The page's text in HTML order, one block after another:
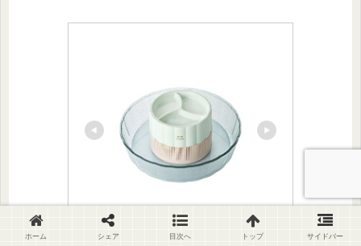
BRUNO
ホーム シェア 目次へ トップ サイドバー